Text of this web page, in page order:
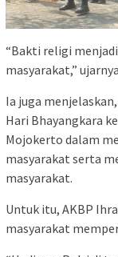
“Bakti religi
masyarakat,”
Ia juga
Hari Bhayangkara
Mojokerto dalam
masyarakat serta
masyarakat.
Untuk itu, AKBP
masyarakat